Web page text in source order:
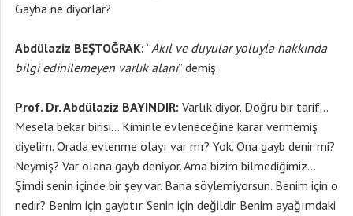
Gayba ne diyorlar?
Abdülaziz BEŞTOĞRAK: “Akıl ve duyular yoluyla hakkında
bilgi edinilemeyen varlık alanı” demiş.
Prof. Dr. Abdülaziz BAYINDIR: Varlık diyor. Doğru bir tarif…
Mesela bekar birisi… Kiminle evleneceğine karar vermemiş
diyelim. Orada evlenme olayı var mı? Yok. Ona gayb denir mi?
Neymiş? Var olana gayb deniyor. Ama bizim bilmediğimiz…
Şimdi senin içinde bir şey var. Bana söylemiyorsun. Benim için o
nedir? Benim için gaybtır. Senin için değildir. Benim ayağımdaki